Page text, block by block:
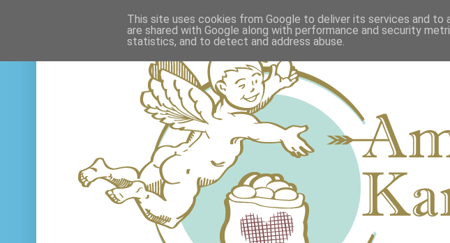
This site uses cookies from Google to deliver its services and to
are shared with Google along with performance and security
statistics, and to detect and address abuse.